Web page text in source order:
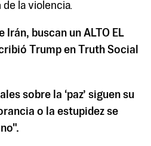
de la violencia.
Irán, buscan un ALTO EL
Trump en Truth Social
sobre la ‘paz’ siguen su
o la estupidez se